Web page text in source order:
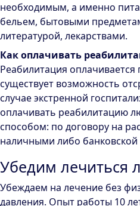
необходимым, а именно
бельем, бытовыми
литературой, лекарствами.
Как оплачивать
Реабилитация
существует возможность
случае экстренной
оплачивать реабилитацию
способом: по договору на
наличными либо банковской
Убедим лечиться
Убеждаем на лечение без
давления. Опыт работы 10